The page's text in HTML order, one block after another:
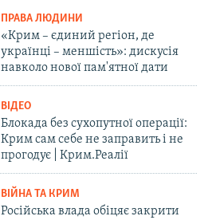
ПРАВА ЛЮДИНИ
«Крим – єдиний регіон, де
українці – меншість»: дискусія
навколо нової пам'ятної дати
ВІДЕО
Блокада без сухопутної операції:
Крим сам себе не заправить і не
прогодує | Крим.Реалії
ВІЙНА ТА КРИМ
Російська влада обіцяє закрити